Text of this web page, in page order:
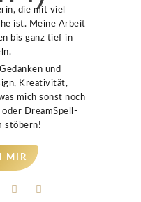
die mit viel
ist. Meine Arbeit
bis ganz tief in
und
Kreativität,
mich sonst noch
DreamSpell-
stöbern!
MIR